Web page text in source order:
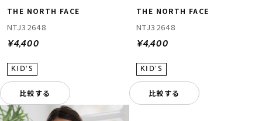
THE NORTH FACE
NTJ32648
¥4,400
比較する
THE NORTH FACE
NTJ32648
¥4,400
比較する